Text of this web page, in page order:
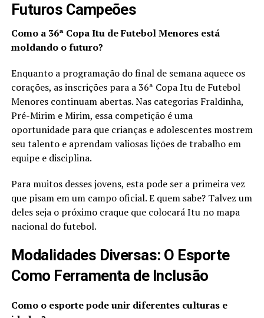
Futuros Campeões
Como a 36ª Copa Itu de Futebol Menores está
moldando o futuro?
Enquanto a programação do final de semana aquece os
corações, as inscrições para a 36ª Copa Itu de Futebol
Menores continuam abertas. Nas categorias Fraldinha,
Pré-Mirim e Mirim, essa competição é uma
oportunidade para que crianças e adolescentes mostrem
seu talento e aprendam valiosas lições de trabalho em
equipe e disciplina.
Para muitos desses jovens, esta pode ser a primeira vez
que pisam em um campo oficial. E quem sabe? Talvez um
deles seja o próximo craque que colocará Itu no mapa
nacional do futebol.
Modalidades Diversas: O Esporte
Como Ferramenta de Inclusão
Como o esporte pode unir diferentes culturas e